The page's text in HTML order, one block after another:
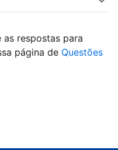
respostas para
página de Questões